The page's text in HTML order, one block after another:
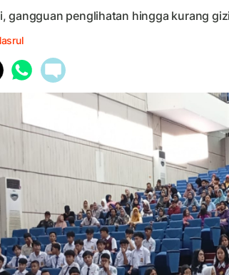
gangguan penglihatan hingga kurang